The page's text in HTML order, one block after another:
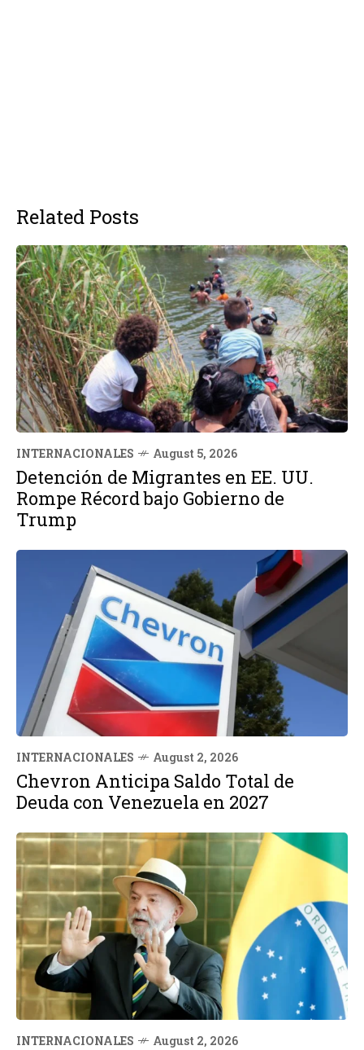
Related Posts
INTERNACIONALES August 5, 2026
Detención de Migrantes en EE. UU.
Rompe Récord bajo Gobierno de
Trump
INTERNACIONALES August 2, 2026
Chevron Anticipa Saldo Total de
Deuda con Venezuela en 2027
INTERNACIONALES August 2, 2026